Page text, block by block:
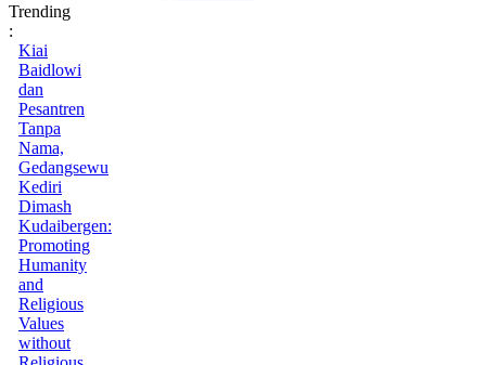
Trending
:
Kiai
Baidlowi
dan
Pesantren
Tanpa
Nama,
Gedangsewu
Kediri
Dimash
Kudaibergen:
Promoting
Humanity
and
Religious
Values
without